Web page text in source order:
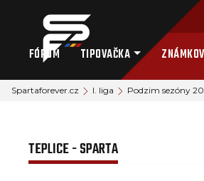
FÓRUM TIPOVAČKA
Spartaforever.cz I. liga Podzim sezóny
TEPLICE - SPARTA